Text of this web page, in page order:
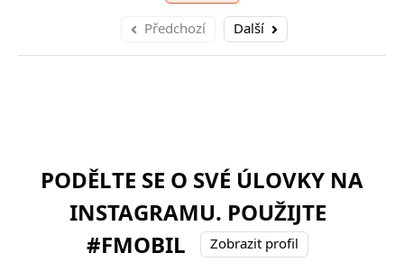
Předchozí Další
PODĚLTE SE O SVÉ ÚLOVKY NA
INSTAGRAMU. POUŽIJTE
#FMOBIL
Zobrazit profil